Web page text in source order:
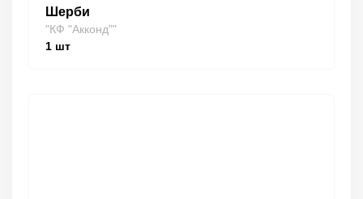
Шерби
"КФ "Акконд""
1 шт